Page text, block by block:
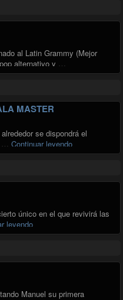
al Latin Grammy (Mejor
alternativo y …
MASTER
se dispondrá el
… Continuar leyendo
único en el que revivirá las
leyendo"EDUARDO GATTI EN
Manuel su primera